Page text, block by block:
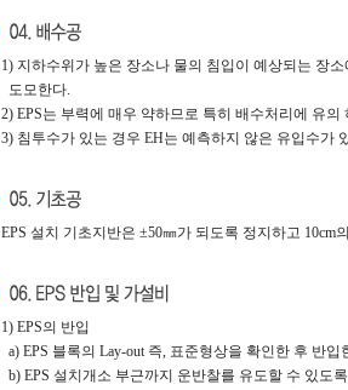
1) 지하수위가 높은 장소나 물의 침입이 예상되는 장
도모한다.
2) EPS는 부력에 매우 약하므로 특히 배수처리에 유의
3) 침투수가 있는 경우 EH는 예측하지 않은 유입수가
EPS 설치 기초지반은 ±50㎜가 되도록 정지하고 10cm
1) EPS의 반입
a) EPS 블록의 Lay-out 즉, 표준형상을 확인한 후 반입
b) EPS 설치개소 부근까지 운반찰를 유도할 수 있도